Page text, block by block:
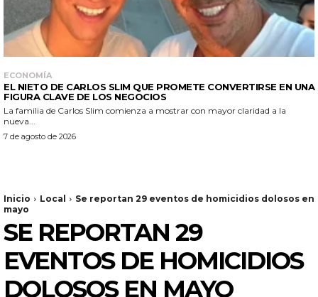
ECONOMÍA
EL NIETO DE CARLOS SLIM QUE PROMETE CONVERTIRSE EN UNA
FIGURA CLAVE DE LOS NEGOCIOS
La familia de Carlos Slim comienza a mostrar con mayor claridad a la
nueva...
7 de agosto de 2026